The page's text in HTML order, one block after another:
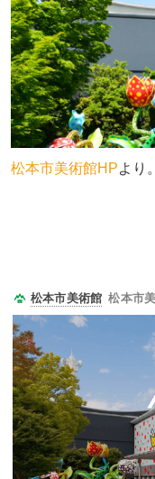
松本市美術館HPより。